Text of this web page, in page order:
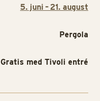
5. juni – 21. august
Pergola
Gratis med Tivoli entré